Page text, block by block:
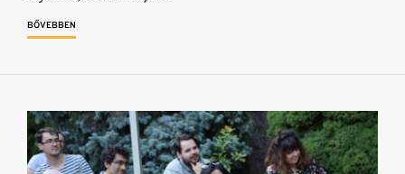
BŐVEBBEN